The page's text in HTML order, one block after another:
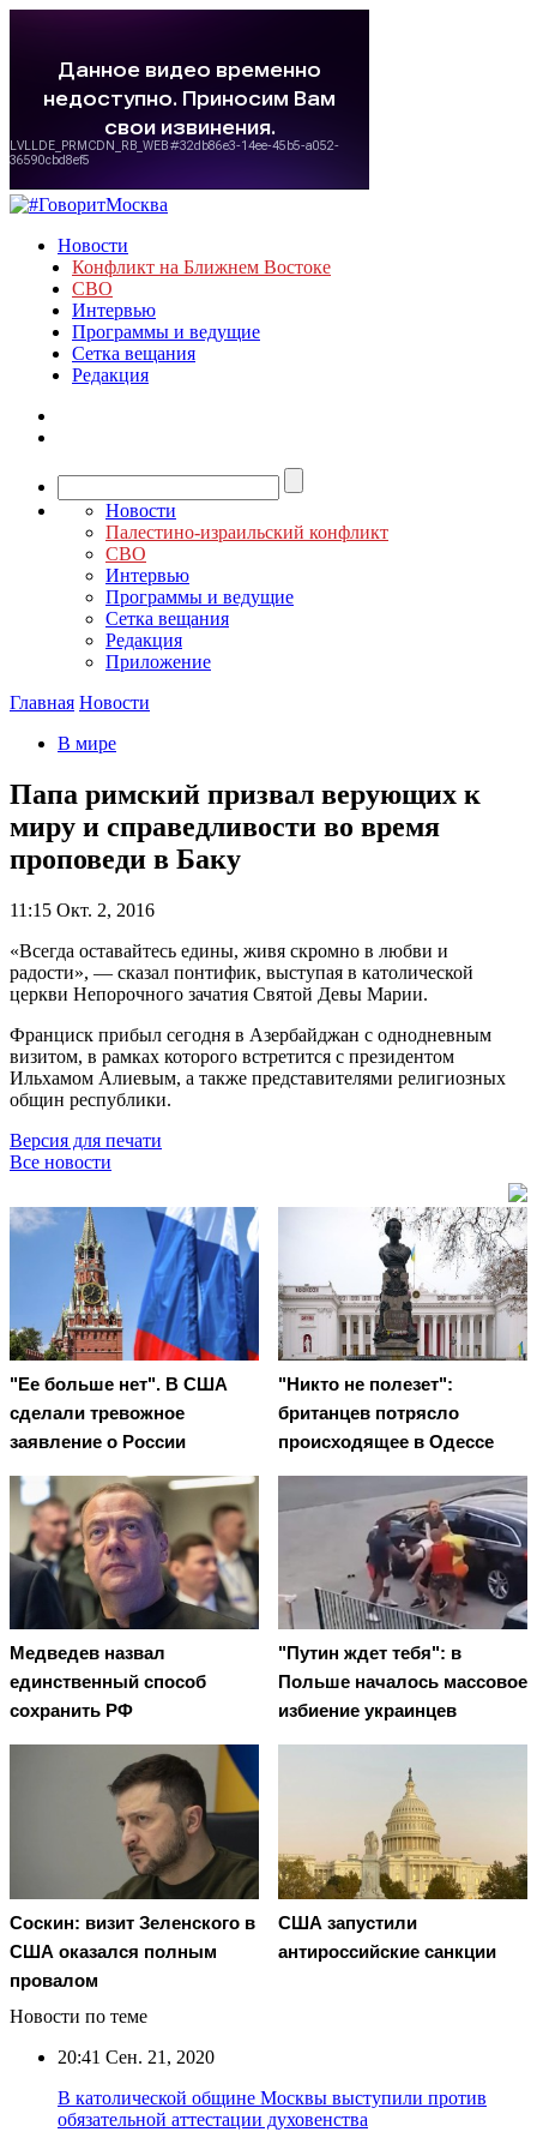
Новости
Конфликт на Ближнем Востоке
СВО
Интервью
Программы и ведущие
Сетка вещания
Редакция
Новости
Палестино-израильский конфликт
СВО
Интервью
Программы и ведущие
Сетка вещания
Редакция
Приложение
Главная Новости
В мире
Папа римский призвал верующих к
миру и справедливости во время
проповеди в Баку
11:15 Окт. 2, 2016
«Всегда оставайтесь едины, живя скромно в любви и
радости», — сказал понтифик, выступая в католической
церкви Непорочного зачатия Святой Девы Марии.
Франциск прибыл сегодня в Азербайджан с однодневным
визитом, в рамках которого встретится с президентом
Ильхамом Алиевым, а также представителями религиозных
общин республики.
Версия для печати
Все новости
"Ее больше нет". В США
сделали тревожное
заявление о России
"Никто не полезет":
британцев потрясло
происходящее в Одессе
Медведев назвал
единственный способ
сохранить РФ
"Путин ждет тебя": в
Польше началось массовое
избиение украинцев
Соскин: визит Зеленского в
США оказался полным
провалом
США запустили
антироссийские санкции
Новости по теме
20:41 Сен. 21, 2020
В католической общине Москвы выступили против
обязательной аттестации духовенства